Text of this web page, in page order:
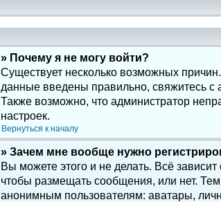
» Почему я не могу войти?
Существует несколько возможных
данные введены правильно, свяжитесь с
Также возможно, что администратор
настроек.
Вернуться к началу
» Зачем мне вообще нужно
Вы можете этого и не делать. Всё
чтобы размещать сообщения, или нет.
анонимным пользователям: аватары,